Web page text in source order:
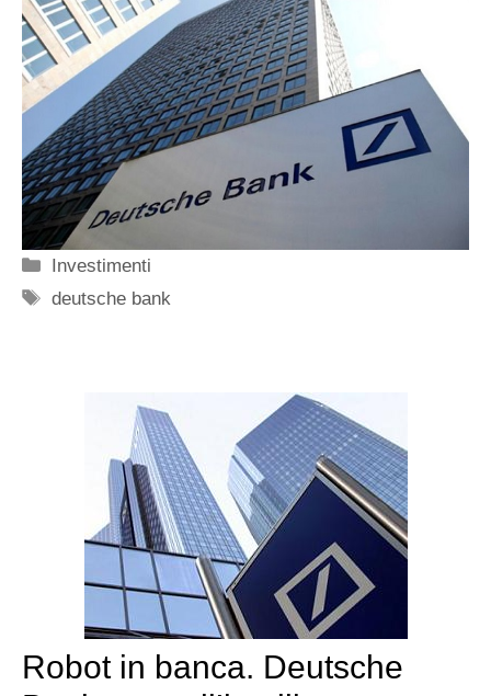
Categorie
Investimenti
Tag
deutsche bank
Robot in banca. Deutsche